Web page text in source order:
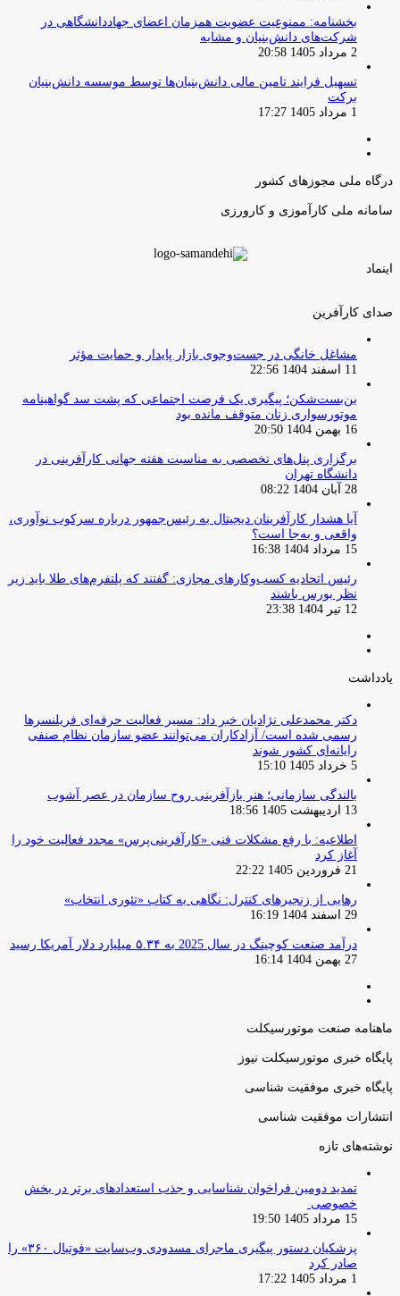
بخشنامه: ممنوعیت عضویت همزمان اعضای جهاددانشگاهی در
شرکت‌های دانش‌بنیان و مشابه
2 مرداد 1405 20:58
تسهیل فرایند تامین مالی دانش‌بنیان‌ها توسط موسسه دانش‌بنیان
برکت
1 مرداد 1405 17:27
درگاه ملی مجوزهای کشور
سامانه ملی کارآموزی و کارورزی
اینماد
صدای کارآفرین
مشاغل خانگی در جست‌وجوی بازار پایدار و حمایت مؤثر
11 اسفند 1404 22:56
بن‌بست‌شکن؛ پیگیری یک فرصت اجتماعی که پشت سد گواهینامه
موتورسواری زنان متوقف مانده بود
16 بهمن 1404 20:50
برگزاری پنل‌های تخصصی به مناسبت هفته جهانی کارآفرینی در
دانشگاه تهران
28 آبان 1404 08:22
آیا هشدار کارآفرینان دیجیتال به رئیس‌جمهور درباره سرکوب نوآوری،
واقعی و به‌جا است؟
15 مرداد 1404 16:38
‏رئیس اتحادیه کسب‌وکارهای مجازی: گفتند که پلتفرم‌های طلا باید زیر
نظر بورس باشند
12 تیر 1404 23:38
یادداشت
دکتر محمدعلی نژادیان خبر داد: مسیر فعالیت حرفه‌ای فریلنسرها
رسمی شده است/ آزادکاران می‌توانند عضو سازمان نظام صنفی
رایانه‌ای کشور شوند
5 خرداد 1405 15:10
بالندگی سازمانی؛ هنر بازآفرینی روح سازمان در عصر آشوب
13 اردیبهشت 1405 18:56
اطلاعیه: با رفع مشکلات فنی «کارآفرینی‌پرس» مجدد فعالیت خود را
آغاز کرد
21 فروردین 1405 22:22
رهایی از زنجیرهای کنترل: نگاهی به کتاب «تئوری انتخاب»
29 اسفند 1404 16:19
درآمد صنعت کوچینگ در سال 2025 به ۵.۳۴ میلیارد دلار آمریکا رسید
27 بهمن 1404 16:14
ماهنامه صنعت موتورسیکلت
پایگاه خبری موتورسیکلت نیوز
پایگاه خبری موفقیت شناسی
انتشارات موفقیت شناسی
نوشته‌های تازه
تمدید دومین فراخوان شناسایی و جذب استعدادهای برتر در بخش
خصوصی
15 مرداد 1405 19:50
پزشکیان دستور پیگیری ماجرای مسدودی وب‌سایت «فوتبال ۳۶۰» را
صادر کرد
1 مرداد 1405 17:22